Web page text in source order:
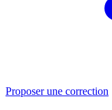
Proposer une correction